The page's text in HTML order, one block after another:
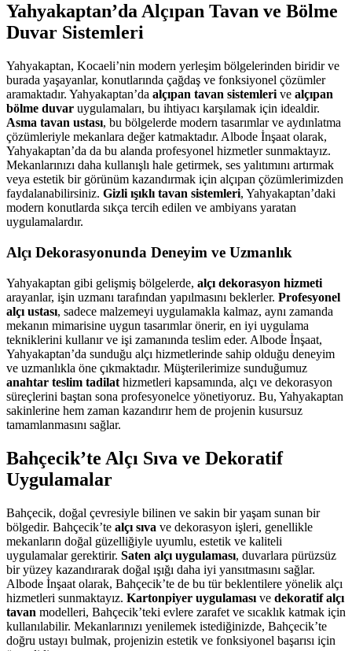
Yahyakaptan’da Alçıpan Tavan ve Bölme
Duvar Sistemleri
Yahyakaptan, Kocaeli’nin modern yerleşim bölgelerinden biridir ve
burada yaşayanlar, konutlarında çağdaş ve fonksiyonel çözümler
aramaktadır. Yahyakaptan’da alçıpan tavan sistemleri ve alçıpan
bölme duvar uygulamaları, bu ihtiyacı karşılamak için idealdir.
Asma tavan ustası, bu bölgelerde modern tasarımlar ve aydınlatma
çözümleriyle mekanlara değer katmaktadır. Albode İnşaat olarak,
Yahyakaptan’da da bu alanda profesyonel hizmetler sunmaktayız.
Mekanlarınızı daha kullanışlı hale getirmek, ses yalıtımını artırmak
veya estetik bir görünüm kazandırmak için alçıpan çözümlerimizden
faydalanabilirsiniz. Gizli ışıklı tavan sistemleri, Yahyakaptan’daki
modern konutlarda sıkça tercih edilen ve ambiyans yaratan
uygulamalardır.
Alçı Dekorasyonunda Deneyim ve Uzmanlık
Yahyakaptan gibi gelişmiş bölgelerde, alçı dekorasyon hizmeti
arayanlar, işin uzmanı tarafından yapılmasını beklerler. Profesyonel
alçı ustası, sadece malzemeyi uygulamakla kalmaz, aynı zamanda
mekanın mimarisine uygun tasarımlar önerir, en iyi uygulama
tekniklerini kullanır ve işi zamanında teslim eder. Albode İnşaat,
Yahyakaptan’da sunduğu alçı hizmetlerinde sahip olduğu deneyim
ve uzmanlıkla öne çıkmaktadır. Müşterilerimize sunduğumuz
anahtar teslim tadilat hizmetleri kapsamında, alçı ve dekorasyon
süreçlerini baştan sona profesyonelce yönetiyoruz. Bu, Yahyakaptan
sakinlerine hem zaman kazandırır hem de projenin kusursuz
tamamlanmasını sağlar.
Bahçecik’te Alçı Sıva ve Dekoratif
Uygulamalar
Bahçecik, doğal çevresiyle bilinen ve sakin bir yaşam sunan bir
bölgedir. Bahçecik’te alçı sıva ve dekorasyon işleri, genellikle
mekanların doğal güzelliğiyle uyumlu, estetik ve kaliteli
uygulamalar gerektirir. Saten alçı uygulaması, duvarlara pürüzsüz
bir yüzey kazandırarak doğal ışığı daha iyi yansıtmasını sağlar.
Albode İnşaat olarak, Bahçecik’te de bu tür beklentilere yönelik alçı
hizmetleri sunmaktayız. Kartonpiyer uygulaması ve dekoratif alçı
tavan modelleri, Bahçecik’teki evlere zarafet ve sıcaklık katmak için
kullanılabilir. Mekanlarınızı yenilemek istediğinizde, Bahçecik’te
doğru ustayı bulmak, projenizin estetik ve fonksiyonel başarısı için